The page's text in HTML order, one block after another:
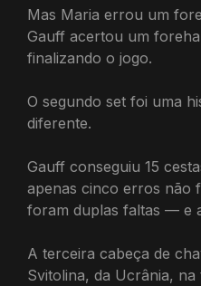
Mas Maria errou um
Gauff acertou um
finalizando o jogo.
O segundo set foi uma
diferente.
Gauff conseguiu 15
apenas cinco erros não
foram duplas faltas — e
A terceira cabeça de
Svitolina, da Ucrânia, na